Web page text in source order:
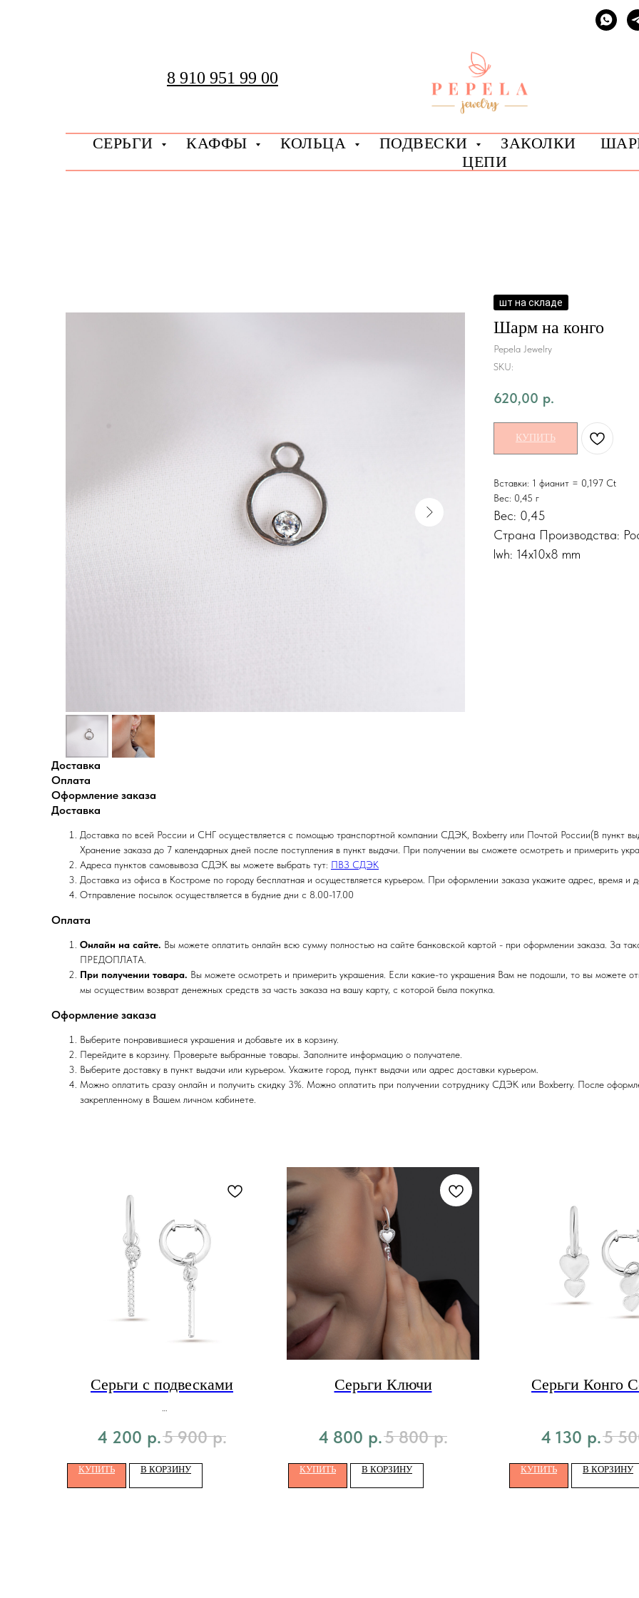
8 910 951 99 00
СЕРЬГИ КАФФЫ КОЛЬЦА ПОДВЕСКИ ЗАКОЛКИ
ЦЕПИ
Шарм на конго
Pepela Jewelry
SKU:
620,00 р.
КУПИТЬ
Вставки: 1 фианит = 0,197 Ct
Вес: 0,45 г
Вес: 0,45
Страна Производства:
lwh: 14x10x8 mm
Доставка
Оплата
Оформление заказа
Доставка
Доставка по всей России и СНГ осуществляется с помощью транспортной компании СДЭК, Boxberry или Почтой России(В пункт
Хранение заказа до 7 календарных дней после поступления в пункт выдачи. При получении вы сможете осмотреть и примерить
Адреса пунктов самовывоза СДЭК вы можете выбрать тут: ПВЗ СДЭК
Доставка из офиса в Костроме по городу бесплатная и осуществляется курьером. При оформлении заказа укажите адрес, время и
Отправление посылок осуществляется в будние дни с 8.00-17.00
Оплата
Онлайн на сайте. Вы можете оплатить онлайн всю сумму полностью на сайте банковской картой - при оформлении заказа. За
ПРЕДОПЛАТА.
При получении товара. Вы можете осмотреть и примерить украшения. Если какие-то украшения Вам не подошли, то вы можете
мы осуществим возврат денежных средств за часть заказа на вашу карту, с которой была покупка.
Оформление заказа
Выберите понравившиеся украшения и добавьте их в корзину.
Перейдите в корзину. Проверьте выбранные товары. Заполните информацию о получателе.
Выберите доставку в пункт выдачи или курьером. Укажите город, пункт выдачи или адрес доставки курьером.
Можно оплатить сразу онлайн и получить скидку 3%. Можно оплатить при получении сотруднику СДЭК или Boxberry. После
закрепленному в Вашем личном кабинете.
Серьги с подвесками
4 200 р.5 900 р.
КУПИТЬ В КОРЗИНУ
Серьги Ключи
4 800 р.5 800 р.
КУПИТЬ В КОРЗИНУ
Серьги Конго
4 130 р.5
КУПИТЬ В КОРЗИНУ